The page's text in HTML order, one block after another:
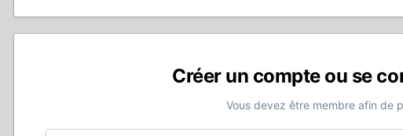
Créer un compte ou se
Vous devez être membre afin de